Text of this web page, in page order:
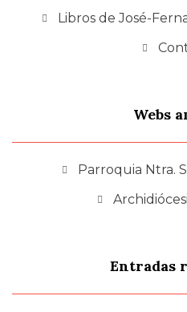
Libros de José-
Webs
Parroquia Ntra.
Entradas